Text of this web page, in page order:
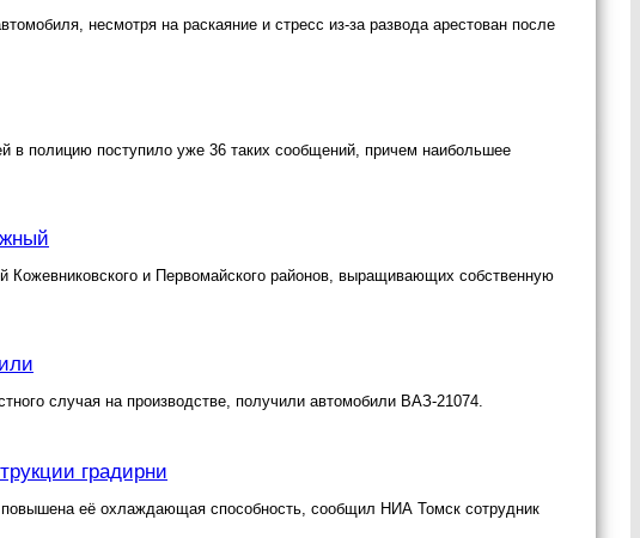
несмотря на раскаяние и стресс из-за развода арестован после
в полицию поступило уже 36 таких сообщений, причем наибольшее
Кожевниковского и Первомайского районов, выращивающих собственную
случая на производстве, получили автомобили ВАЗ-21074.
градирни
её охлаждающая способность, сообщил НИА Томск сотрудник